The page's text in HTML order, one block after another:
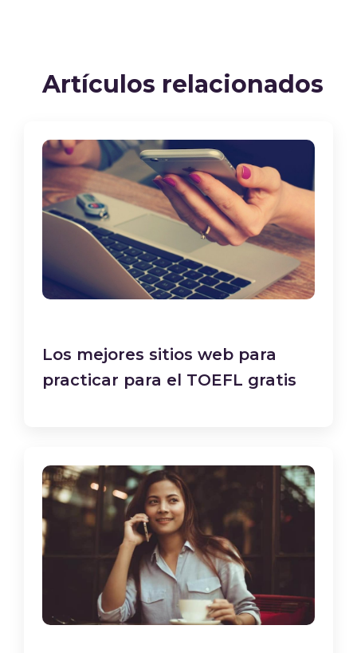
Artículos relacionados
Los mejores sitios web para
practicar para el TOEFL gratis